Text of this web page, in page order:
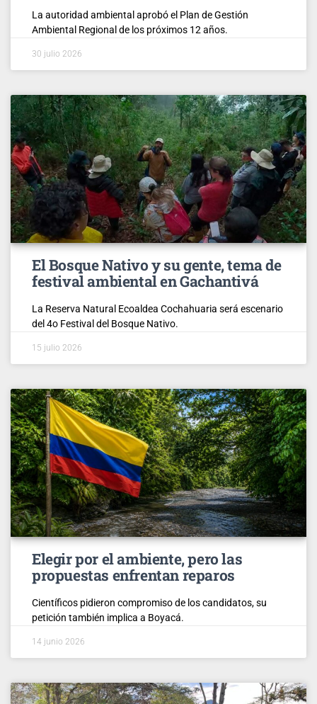
La autoridad ambiental aprobó el Plan de Gestión
Ambiental Regional de los próximos 12 años.
30 julio 2026
El Bosque Nativo y su gente, tema de
festival ambiental en Gachantivá
La Reserva Natural Ecoaldea Cochahuaria será escenario
del 4o Festival del Bosque Nativo.
15 julio 2026
Elegir por el ambiente, pero las
propuestas enfrentan reparos
Científicos pidieron compromiso de los candidatos, su
petición también implica a Boyacá.
14 junio 2026